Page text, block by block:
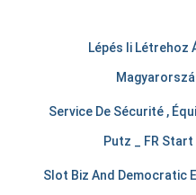
Lépés Ii Létrehoz
Service De Sécurité ,
Putz _ FR
Slot Biz And Democratic